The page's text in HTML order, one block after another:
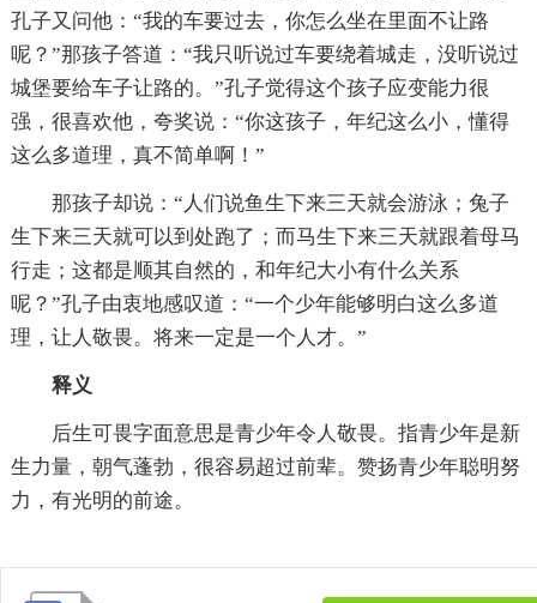
孔子又问他：“我的车要过去，你怎么坐在里面不让路
呢？”那孩子答道：“我只听说过车要绕着城走，没听说过
城堡要给车子让路的。”孔子觉得这个孩子应变能力很
强，很喜欢他，夸奖说：“你这孩子，年纪这么小，懂得
这么多道理，真不简单啊！”
那孩子却说：“人们说鱼生下来三天就会游泳；兔子
生下来三天就可以到处跑了；而马生下来三天就跟着母马
行走；这都是顺其自然的，和年纪大小有什么关系
呢？”孔子由衷地感叹道：“一个少年能够明白这么多道
理，让人敬畏。将来一定是一个人才。”
释义
后生可畏字面意思是青少年令人敬畏。指青少年是新
生力量，朝气蓬勃，很容易超过前辈。赞扬青少年聪明努
力，有光明的前途。